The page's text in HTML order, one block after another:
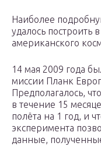
Наиболее
удалось построить
американского
14 мая 2009 года
миссии Планк
Предполагалось,
в течение 15
полёта на 1 год, и
эксперимента
данные,